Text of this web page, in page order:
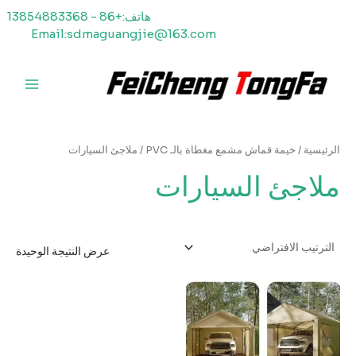
هاتف:+86 - 13854883368
Email:sdmaguangjie@163.com
الرئيسية / خيمة قماش مشمع مغطاة بالـ PVC / ملاجئ السيارات
ملاجئ السيارات
عرض النتيجة الوحيدة